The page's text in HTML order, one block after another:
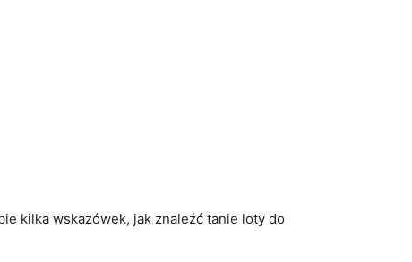
kilka wskazówek, jak znaleźć tanie loty do⁤